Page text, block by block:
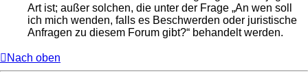
Art ist; außer solchen, die unter der Frage „An wen soll
ich mich wenden, falls es Beschwerden oder juristische
Anfragen zu diesem Forum gibt?“ behandelt werden.
Nach oben